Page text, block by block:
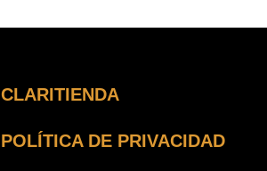
CLARITIENDA
POLÍTICA DE PRIVACIDAD